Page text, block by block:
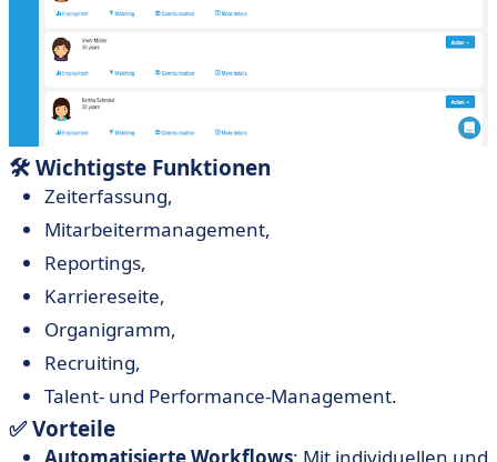
🛠 Wichtigste Funktionen
Zeiterfassung,
Mitarbeitermanagement,
Reportings,
Karriereseite,
Organigramm,
Recruiting,
Talent- und Performance-Management.
✅ Vorteile